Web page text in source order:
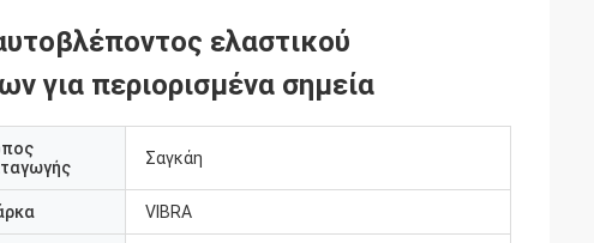
ελαστικού
για περιορισμένα σημεία
Σαγκάη
VIBRA